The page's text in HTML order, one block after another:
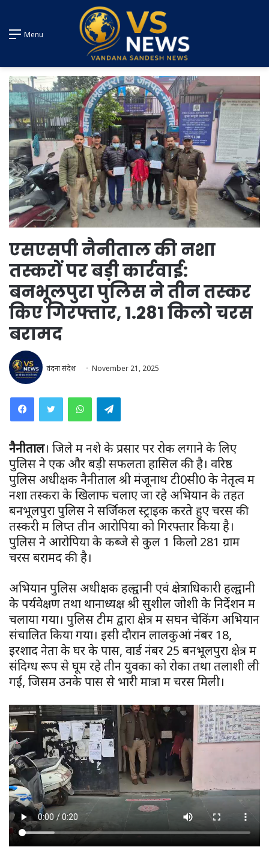
Menu
एसएसपी नैनीताल की नशा
तस्करों पर बड़ी कार्रवाई:
बनभूलपुरा पुलिस ने तीन तस्कर
किए गिरफ्तार, 1.281 किलो चरस
बरामद
वंदना संदेश November 21, 2025
WhatsAppTelegram
नैनीताल। जिले में नशे के प्रसार पर रोक लगाने के लिए
पुलिस ने एक और बड़ी सफलता हासिल की है। वरिष्ठ
पुलिस अधीक्षक नैनीताल श्री मंजूनाथ टी0सी0 के नेतृत्व में
नशा तस्करों के खिलाफ चलाए जा रहे अभियान के तहत
बनभूलपुरा पुलिस ने सर्जिकल स्ट्राइक करते हुए चरस की
तस्करी में लिप्त तीन आरोपियों को गिरफ्तार किया है।
पुलिस ने आरोपियों के कब्जे से कुल 1 किलो 281 ग्राम
चरस बरामद की है।
अभियान पुलिस अधीक्षक हल्द्वानी एवं क्षेत्राधिकारी हल्द्वानी
के पर्यवेक्षण तथा थानाध्यक्ष श्री सुशील जोशी के निर्देशन में
चलाया गया। पुलिस टीम द्वारा क्षेत्र में सघन चेकिंग अभियान
संचालित किया गया। इसी दौरान लालकुआं नंबर 18,
इरशाद नेता के घर के पास, वार्ड नंबर 25 बनभूलपुरा क्षेत्र में
संदिग्ध रूप से घूम रहे तीन युवकों को रोका तथा तलाशी ली
गई, जिसमें उनके पास से भारी मात्रा में चरस मिली।